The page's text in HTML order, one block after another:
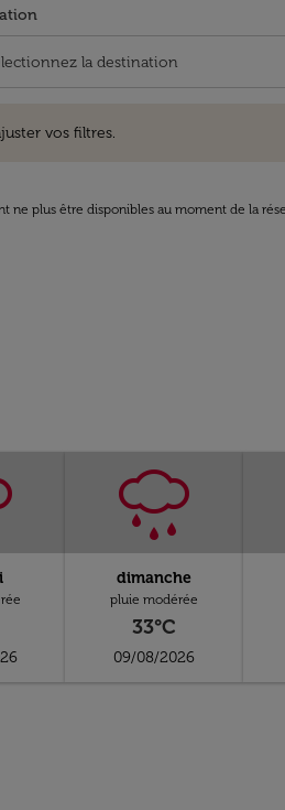
vos filtres.
plus être disponibles au moment de la
dimanche
pluie modérée
33°C
09/08/2026